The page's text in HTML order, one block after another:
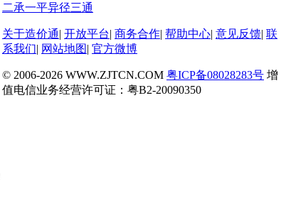
二承一平异径三通
关于造价通| 开放平台| 商务合作| 帮助中心| 意见反馈| 联
系我们| 网站地图| 官方微博
© 2006-2026 WWW.ZJTCN.COM 粤ICP备08028283号 增
值电信业务经营许可证：粤B2-20090350